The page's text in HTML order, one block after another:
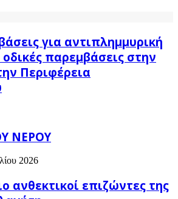
για αντιπλημμυρική
παρεμβάσεις στην
Περιφέρεια
ΝΕΡΟΥ
2026
ανθεκτικοί επιζώντες της